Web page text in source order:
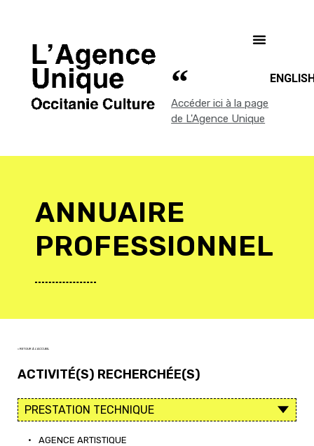
Accéder ici à la page
de L'Agence Unique
ANNUAIRE
PROFESSIONNEL
< RETOUR À L'ACCUEIL
ACTIVITÉ(S) RECHERCHÉE(S)
• AGENCE ARTISTIQUE